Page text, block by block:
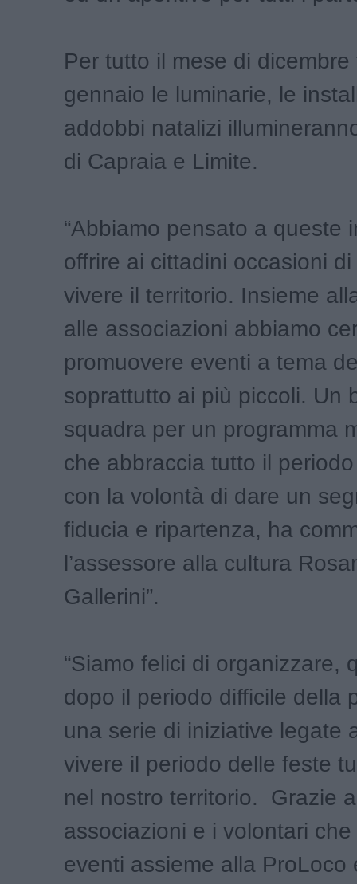
Per tutto il mese di
gennaio le luminarie, le
addobbi natalizi
di Capraia e Limite.
“Abbiamo pensato a queste
offrire ai cittadini occasioni
vivere il territorio. Insieme
alle associazioni abbiamo
promuovere eventi a tema
soprattutto ai più piccoli. Un
squadra per un programma
che abbraccia tutto il
con la volontà di dare un
fiducia e ripartenza, ha
l’assessore alla cultura
Gallerini”.
“Siamo felici di organizzare,
dopo il periodo difficile della
una serie di iniziative legate
vivere il periodo delle feste
nel nostro territorio. Grazie
associazioni e i volontari
eventi assieme alla ProLoco